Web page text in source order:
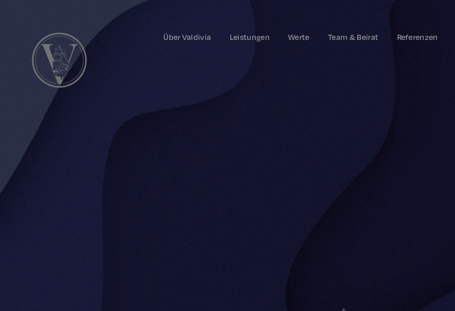
Über Valdivia Leistungen Werte Team & Beirat Referenzen